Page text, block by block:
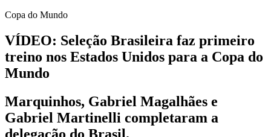
Copa do Mundo
VÍDEO: Seleção Brasileira faz primeiro
treino nos Estados Unidos para a Copa do
Mundo
Marquinhos, Gabriel Magalhães e
Gabriel Martinelli completaram a